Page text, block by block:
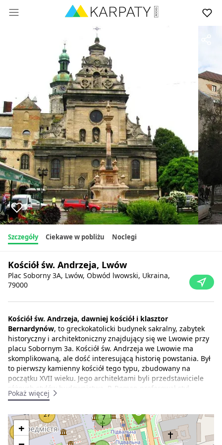
Szczegóły Ciekawe w pobliżu Noclegi
Kościół św. Andrzeja, Lwów
Plac Soborny 3A, Lwów, Obwód lwowski, Ukraina,
79000
Kościół św. Andrzeja, dawniej kościół i klasztor
Bernardynów, to greckokatolicki budynek sakralny, zabytek
historyczny i architektoniczny znajdujący się we Lwowie przy
placu Sobornym 3a. Kościół św. Andrzeja we Lwowie ma
skomplikowaną, ale dość interesującą historię powstania. Był
to pierwszy kamienny kościół tego typu, zbudowany na
początku XVII wieku. Jego architektami byli przedstawiciele
różnych stylów budownictwa. P. Roman preferował styl
renesansowy, A. Bemer - barokowy. Jednak te dwa style
jest nadal uważany za arcydzieło architektury lwowskiej.
Pomieszczenia klasztoru należą obecnie do Centralnego
Pokaż więcej
7
16
27
+